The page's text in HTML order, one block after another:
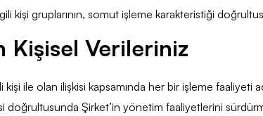
kişi gruplarının, somut işleme karakteristiği
Kişisel Verileriniz
ile olan ilişkisi kapsamında her bir işleme faaliyeti
doğrultusunda Şirket’in yönetim faaliyetlerini